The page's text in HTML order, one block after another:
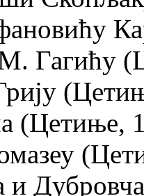
Гагићу
(Цетиње,
и